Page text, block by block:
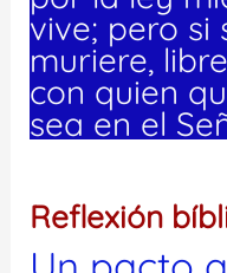
vive; pero si
muriere,
con quien
sea en el
Reflexión